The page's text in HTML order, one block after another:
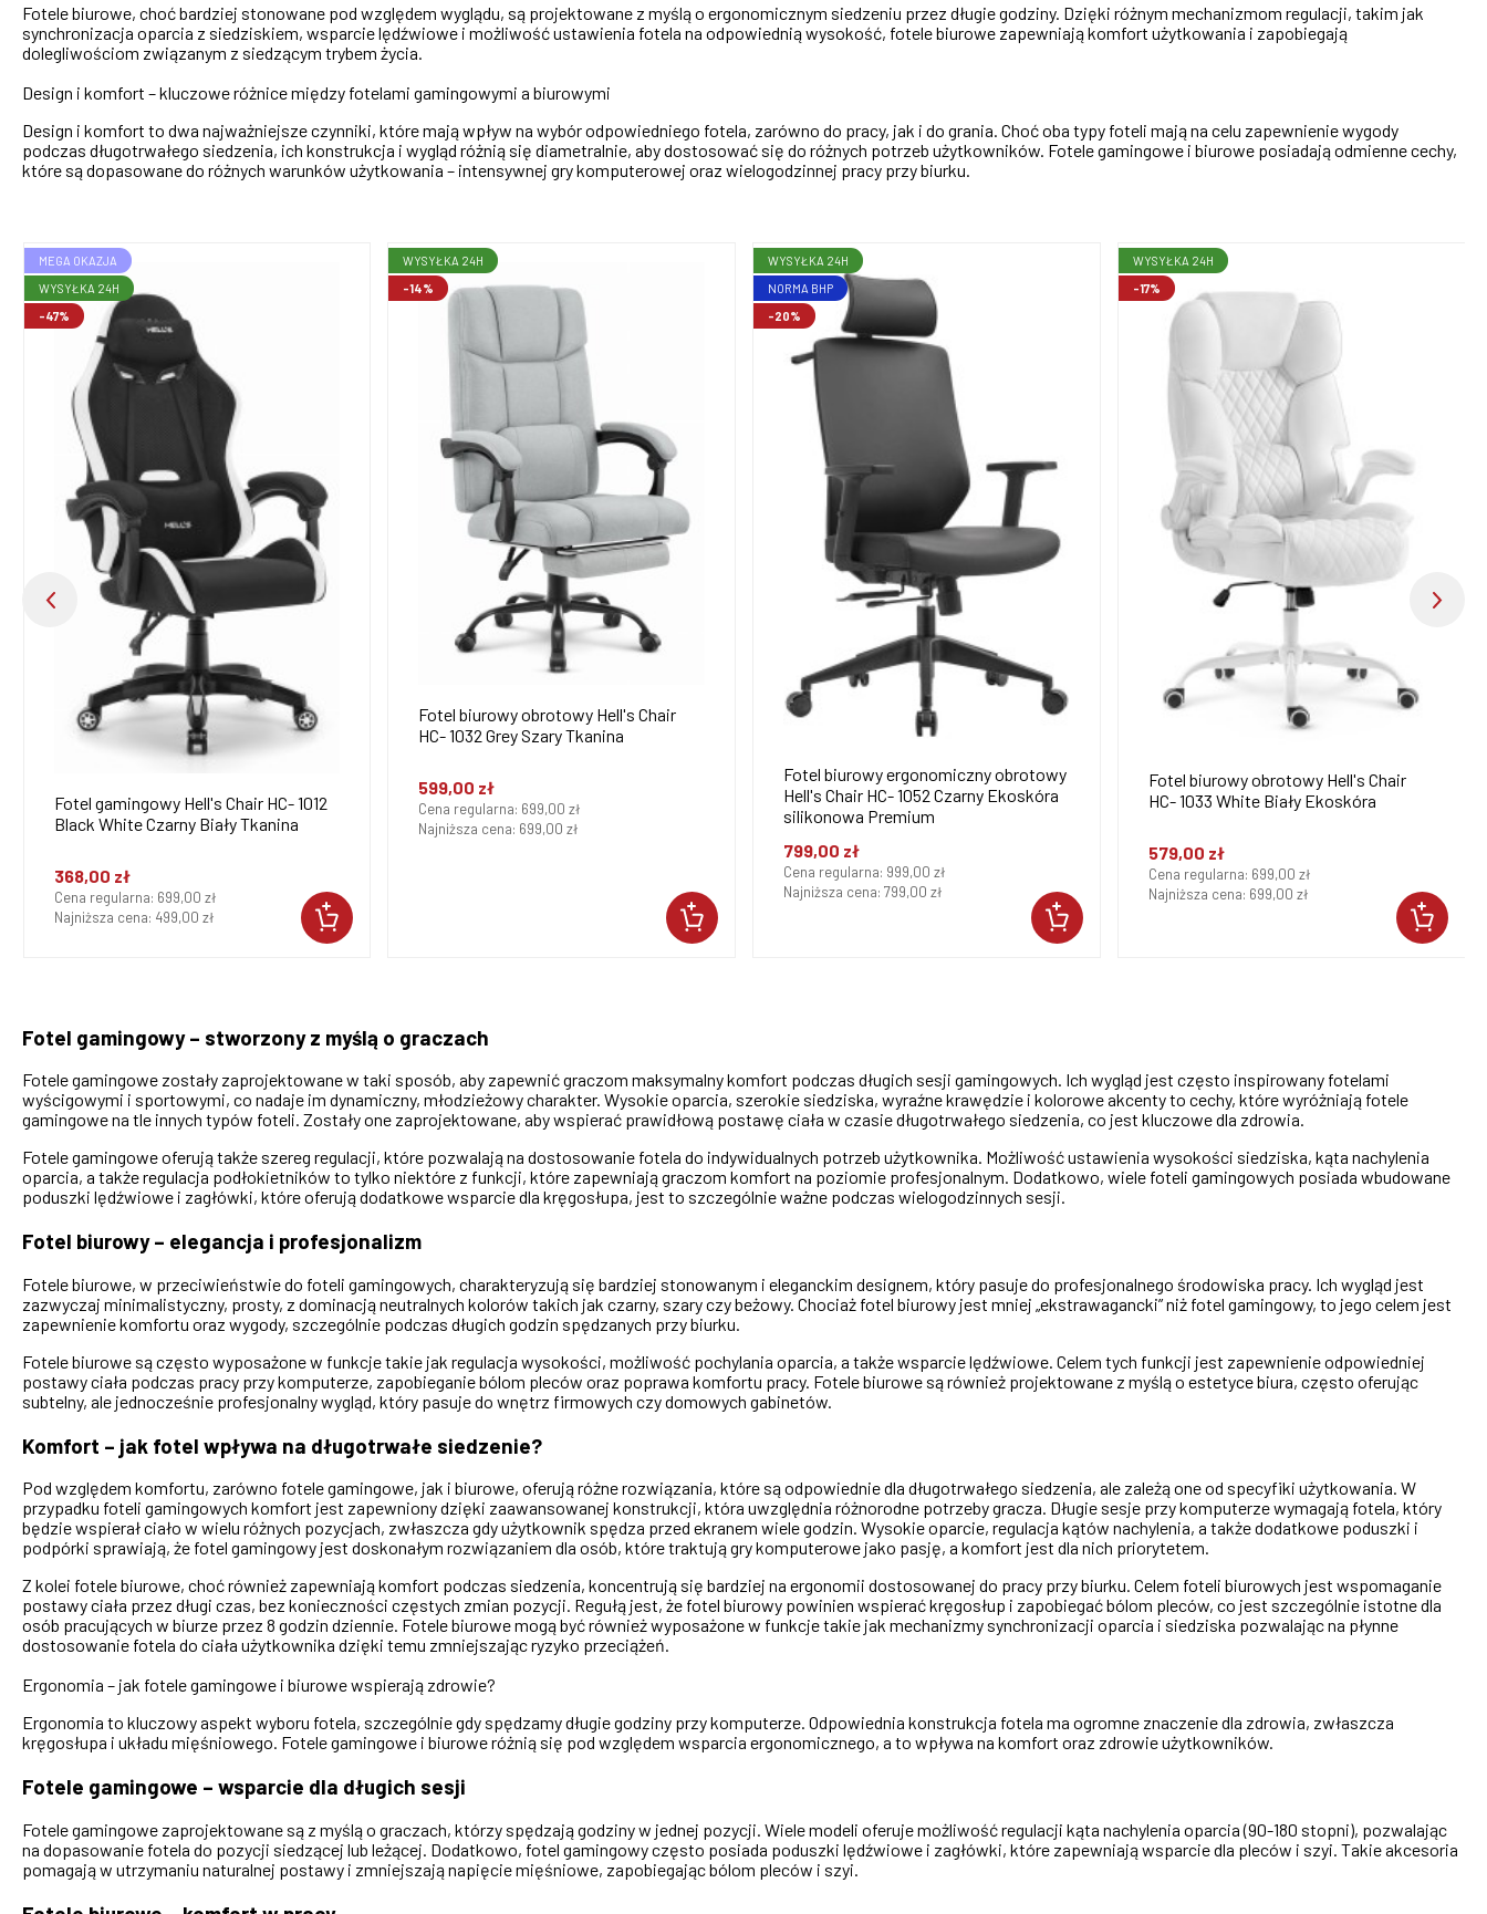
Fotele biurowe, choć bardziej stonowane pod względem wyglądu, są projektowane z myślą o ergonomicznym siedzeniu przez długie godziny. Dzięki różnym mechanizmom regulacji, takim jak
synchronizacja oparcia z siedziskiem, wsparcie lędźwiowe i możliwość ustawienia fotela na odpowiednią wysokość, fotele biurowe zapewniają komfort użytkowania i zapobiegają
dolegliwościom związanym z siedzącym trybem życia.
Design i komfort – kluczowe różnice między fotelami gamingowymi a biurowymi
Design i komfort to dwa najważniejsze czynniki, które mają wpływ na wybór odpowiedniego fotela, zarówno do pracy, jak i do grania. Choć oba typy foteli mają na celu zapewnienie wygody
podczas długotrwałego siedzenia, ich konstrukcja i wygląd różnią się diametralnie, aby dostosować się do różnych potrzeb użytkowników. Fotele gamingowe i biurowe posiadają odmienne cechy,
które są dopasowane do różnych warunków użytkowania – intensywnej gry komputerowej oraz wielogodzinnej pracy przy biurku.
Fotel gamingowy Hell's Chair HC- 1012
Black White Czarny Biały Tkanina
368,00 zł
Cena regularna: 699,00 zł
Najniższa cena: 499,00 zł
-47%
MEGA OKAZJA
WYSYŁKA 24H
Fotel biurowy obrotowy Hell's Chair
HC- 1032 Grey Szary Tkanina
599,00 zł
Cena regularna: 699,00 zł
Najniższa cena: 699,00 zł
-14%
WYSYŁKA 24H
Fotel biurowy ergonomiczny obrotowy
Hell's Chair HC- 1052 Czarny Ekoskóra
silikonowa Premium
799,00 zł
Cena regularna: 999,00 zł
Najniższa cena:799,00 zł
-20%
NORMA BHP
WYSYŁKA 24H
Fotel biurowy obrotowy Hell's Chair
HC- 1033 White Biały Ekoskóra
579,00 zł
Cena regularna: 699,00 zł
Najniższa cena: 699,00 zł
-17%
WYSYŁKA 24H
Fotel gamingowy – stworzony z myślą o graczach
Fotele gamingowe zostały zaprojektowane w taki sposób, aby zapewnić graczom maksymalny komfort podczas długich sesji gamingowych. Ich wygląd jest często inspirowany fotelami
wyścigowymi i sportowymi, co nadaje im dynamiczny, młodzieżowy charakter. Wysokie oparcia, szerokie siedziska, wyraźne krawędzie i kolorowe akcenty to cechy, które wyróżniają fotele
gamingowe na tle innych typów foteli. Zostały one zaprojektowane, aby wspierać prawidłową postawę ciała w czasie długotrwałego siedzenia, co jest kluczowe dla zdrowia.
Fotele gamingowe oferują także szereg regulacji, które pozwalają na dostosowanie fotela do indywidualnych potrzeb użytkownika. Możliwość ustawienia wysokości siedziska, kąta nachylenia
oparcia, a także regulacja podłokietników to tylko niektóre z funkcji, które zapewniają graczom komfort na poziomie profesjonalnym. Dodatkowo, wiele foteli gamingowych posiada wbudowane
poduszki lędźwiowe i zagłówki, które oferują dodatkowe wsparcie dla kręgosłupa, jest to szczególnie ważne podczas wielogodzinnych sesji.
Fotel biurowy – elegancja i profesjonalizm
Fotele biurowe, w przeciwieństwie do foteli gamingowych, charakteryzują się bardziej stonowanym i eleganckim designem, który pasuje do profesjonalnego środowiska pracy. Ich wygląd jest
zazwyczaj minimalistyczny, prosty, z dominacją neutralnych kolorów takich jak czarny, szary czy beżowy. Chociaż fotel biurowy jest mniej „ekstrawagancki” niż fotel gamingowy, to jego celem jest
zapewnienie komfortu oraz wygody, szczególnie podczas długich godzin spędzanych przy biurku.
Fotele biurowe są często wyposażone w funkcje takie jak regulacja wysokości, możliwość pochylania oparcia, a także wsparcie lędźwiowe. Celem tych funkcji jest zapewnienie odpowiedniej
postawy ciała podczas pracy przy komputerze, zapobieganie bólom pleców oraz poprawa komfortu pracy. Fotele biurowe są również projektowane z myślą o estetyce biura, często oferując
subtelny, ale jednocześnie profesjonalny wygląd, który pasuje do wnętrz firmowych czy domowych gabinetów.
Komfort – jak fotel wpływa na długotrwałe siedzenie?
Pod względem komfortu, zarówno fotele gamingowe, jak i biurowe, oferują różne rozwiązania, które są odpowiednie dla długotrwałego siedzenia, ale zależą one od specyfiki użytkowania. W
przypadku foteli gamingowych komfort jest zapewniony dzięki zaawansowanej konstrukcji, która uwzględnia różnorodne potrzeby gracza. Długie sesje przy komputerze wymagają fotela, który
będzie wspierał ciało w wielu różnych pozycjach, zwłaszcza gdy użytkownik spędza przed ekranem wiele godzin. Wysokie oparcie, regulacja kątów nachylenia, a także dodatkowe poduszki i
podpórki sprawiają, że fotel gamingowy jest doskonałym rozwiązaniem dla osób, które traktują gry komputerowe jako pasję, a komfort jest dla nich priorytetem.
Z kolei fotele biurowe, choć również zapewniają komfort podczas siedzenia, koncentrują się bardziej na ergonomii dostosowanej do pracy przy biurku. Celem foteli biurowych jest wspomaganie
postawy ciała przez długi czas, bez konieczności częstych zmian pozycji. Regułą jest, że fotel biurowy powinien wspierać kręgosłup i zapobiegać bólom pleców, co jest szczególnie istotne dla
osób pracujących w biurze przez 8 godzin dziennie. Fotele biurowe mogą być również wyposażone w funkcje takie jak mechanizmy synchronizacji oparcia i siedziska pozwalając na płynne
dostosowanie fotela do ciała użytkownika dzięki temu zmniejszając ryzyko przeciążeń.
Ergonomia – jak fotele gamingowe i biurowe wspierają zdrowie?
Ergonomia to kluczowy aspekt wyboru fotela, szczególnie gdy spędzamy długie godziny przy komputerze. Odpowiednia konstrukcja fotela ma ogromne znaczenie dla zdrowia, zwłaszcza
kręgosłupa i układu mięśniowego. Fotele gamingowe i biurowe różnią się pod względem wsparcia ergonomicznego, a to wpływa na komfort oraz zdrowie użytkowników.
Fotele gamingowe – wsparcie dla długich sesji
Fotele gamingowe zaprojektowane są z myślą o graczach, którzy spędzają godziny w jednej pozycji. Wiele modeli oferuje możliwość regulacji kąta nachylenia oparcia (90-180 stopni), pozwalając
na dopasowanie fotela do pozycji siedzącej lub leżącej. Dodatkowo, fotel gamingowy często posiada poduszki lędźwiowe i zagłówki, które zapewniają wsparcie dla pleców i szyi. Takie akcesoria
pomagają w utrzymaniu naturalnej postawy i zmniejszają napięcie mięśniowe, zapobiegając bólom pleców i szyi.